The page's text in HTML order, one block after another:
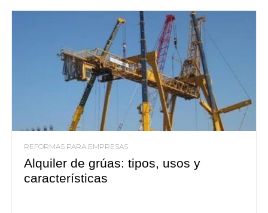
REFORMAS PARA EMPRESAS
Alquiler de grúas: tipos, usos y
características